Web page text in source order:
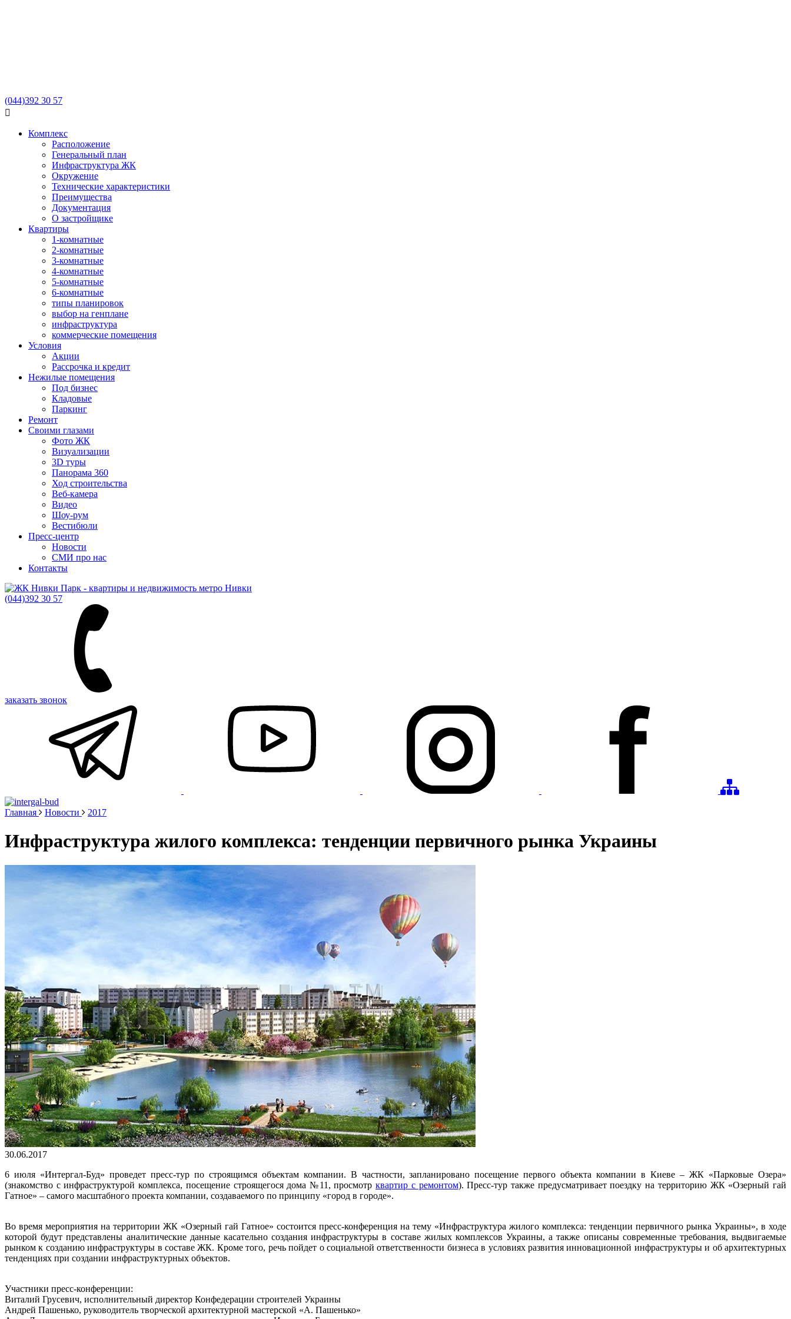
(044)392 30 57

Комплекс
Расположение
Генеральный план
Инфраструктура ЖК
Окружение
Технические характеристики
Преимущества
Документация
О застройщике
Квартиры
1-комнатные
2-комнатные
3-комнатные
4-комнатные
5-комнатные
6-комнатные
типы планировок
выбор на генплане
инфраструктура
коммерческие помещения
Условия
Акции
Рассрочка и кредит
Нежилые помещения
Под бизнес
Кладовые
Паркинг
Ремонт
Своими глазами
Фото ЖК
Визуализации
3D туры
Панорама 360
Ход строительства
Веб-камера
Видео
Шоу-рум
Вестибюли
Пресс-центр
Новости
СМИ про нас
Контакты
(044)392 30 57
заказать звонок
Главная Новости 2017
Инфраструктура жилого комплекса: тенденции первичного рынка Украины
30.06.2017
6 июля «Интергал-Буд» проведет пресс-тур по строящимся объектам компании. В частности, запланировано посещение первого объекта компании в Киеве – ЖК «Парковые Озера»
(знакомство с инфраструктурой комплекса, посещение строящегося дома №11, просмотрквартир с ремонтом). Пресс-тур также предусматривает поездку на территорию ЖК «Озерный гай
Гатное» – самого масштабного проекта компании, создаваемого по принципу «город в городе».
Во время мероприятия на территории ЖК «Озерный гай Гатное» состоится пресс-конференция на тему «Инфраструктура жилого комплекса: тенденции первичного рынка Украины», в ходе
которой будут представлены аналитические данные касательно создания инфраструктуры в составе жилых комплексов Украины, а также описаны современные требования, выдвигаемые
рынком к созданию инфраструктуры в составе ЖК. Кроме того, речь пойдет о социальной ответственности бизнеса в условиях развития инновационной инфраструктуры и об архитектурных
тенденциях при создании инфраструктурных объектов.
Участники пресс-конференции:
Виталий Грусевич, исполнительный директор Конфедерации строителей Украины
Андрей Пашенько, руководитель творческой архитектурной мастерской «А. Пашенько»